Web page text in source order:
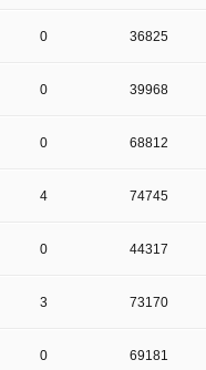
0 36825
0 39968
0 68812
4 74745
0 44317
3 73170
0 69181